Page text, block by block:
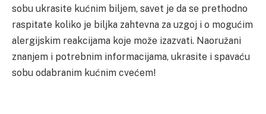
sobu ukrasite kućnim biljem, savet je da se prethodno
raspitate koliko je biljka zahtevna za uzgoj i o mogućim
alergijskim reakcijama koje može izazvati. Naoružani
znanjem i potrebnim informacijama, ukrasite i spavaću
sobu odabranim kućnim cvećem!